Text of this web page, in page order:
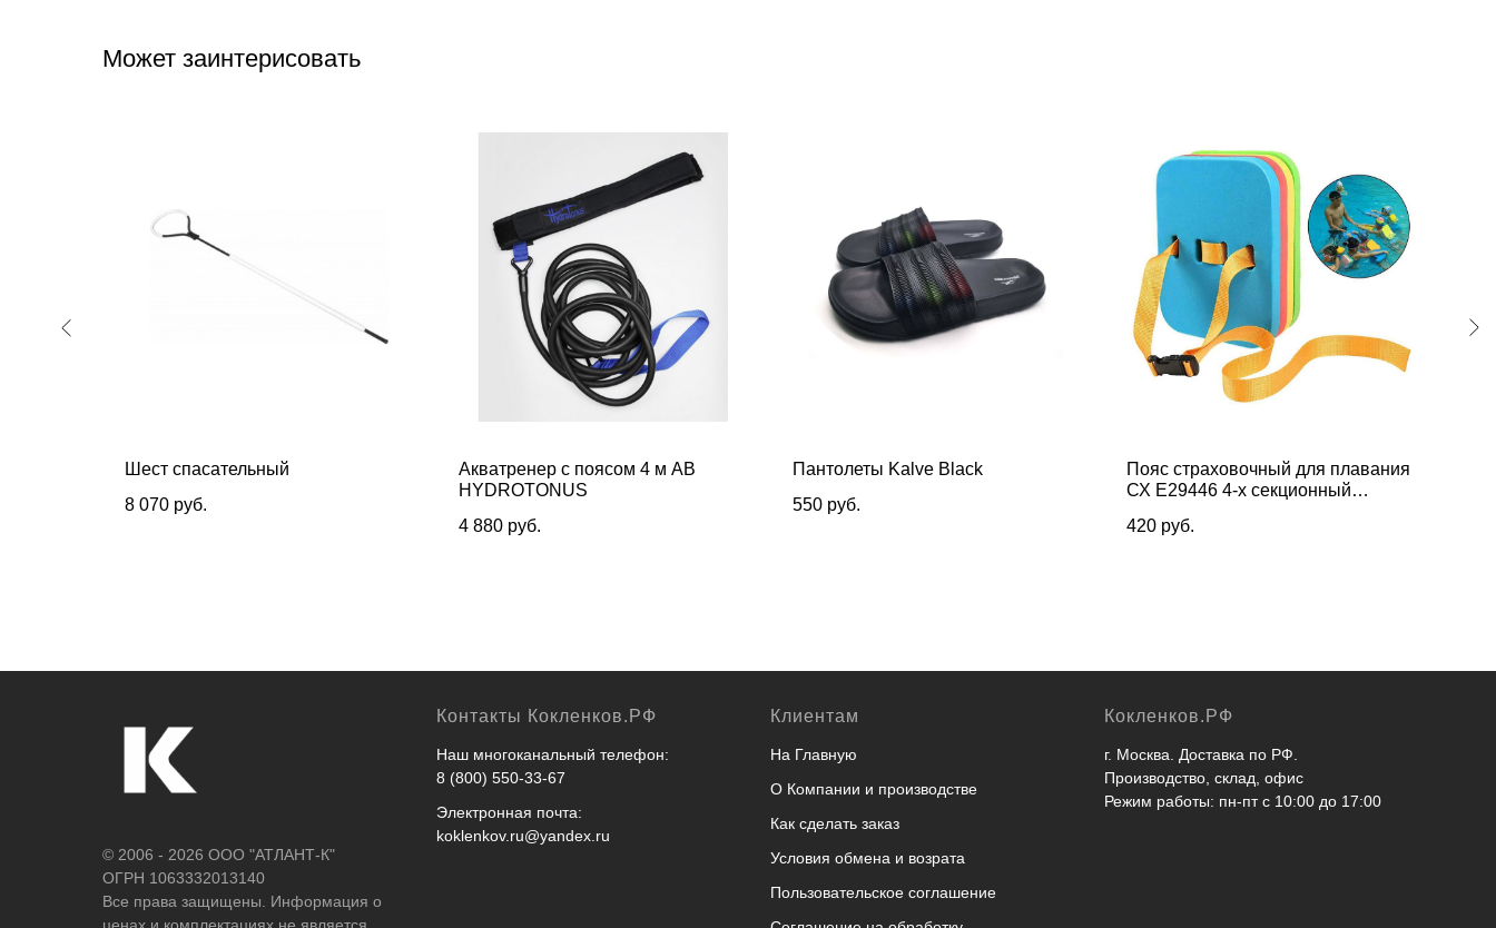
Может заинтерисовать
Шест спасательный
8 070 руб.
Акватренер с поясом 4 м АВ
HYDROTONUS
4 880 руб.
Пантолеты Kalve Black
550 руб.
Пояс страховочный для плавания
СХ E29446 4-х секционный
420 руб.
© 2006 - 2026 ООО "АТЛАНТ-К"
ОГРН 1063332013140
Все права защищены. Информация о
ценах и комплектациях не является
Контакты Кокленков.РФ
Наш многоканальный телефон:
8 (800) 550-33-67
Электронная почта:
koklenkov.ru@yandex.ru
Клиентам
На Главную
О Компании и производстве
Как сделать заказ
Условия обмена и возрата
Пользовательское соглашение
Кокленков.РФ
г. Москва. Доставка по РФ.
Производство, склад, офис
Режим работы: пн-пт с 10:00 до 17:00